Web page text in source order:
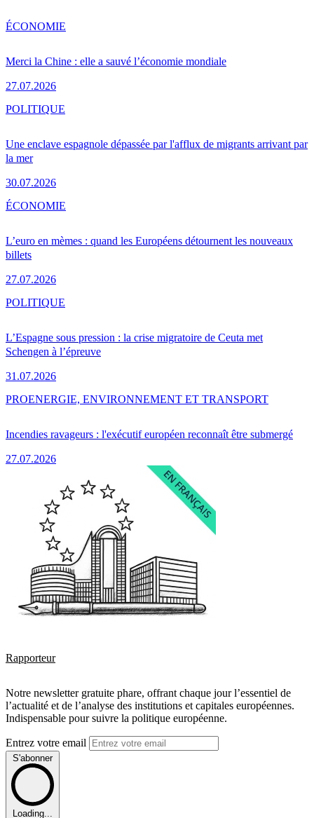
Merci la Chine : elle a sauvé l’économie mondiale
27.07.2026
ÉCONOMIE
Une enclave espagnole dépassée par l'afflux de migrants arrivant par
la mer
30.07.2026
POLITIQUE
L’euro en mèmes : quand les Européens détournent les nouveaux
billets
27.07.2026
ÉCONOMIE
L’Espagne sous pression : la crise migratoire de Ceuta met
Schengen à l’épreuve
31.07.2026
POLITIQUE
Incendies ravageurs : l'exécutif européen reconnaît être submergé
27.07.2026
PROENERGIE, ENVIRONNEMENT ET TRANSPORT
Rapporteur
Notre newsletter gratuite phare, offrant chaque jour l’essentiel de
l’actualité et de l’analyse des institutions et capitales européennes.
Indispensable pour suivre la politique européenne.
Entrez votre email
S'abonner
Loading...